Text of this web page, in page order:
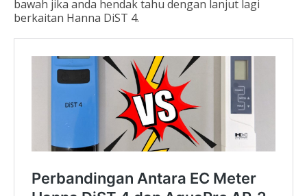
bawah jika anda hendak tahu dengan lanjut lagi
berkaitan Hanna DiST 4.